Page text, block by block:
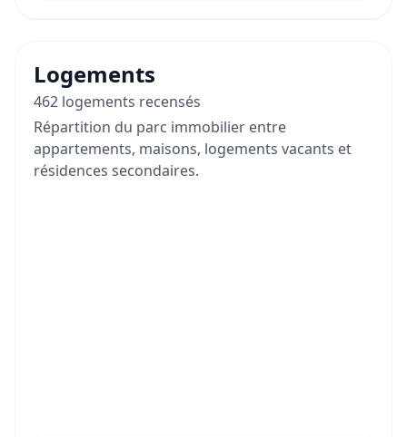
Logements
462 logements recensés
Répartition du parc immobilier entre
appartements, maisons, logements vacants et
résidences secondaires.